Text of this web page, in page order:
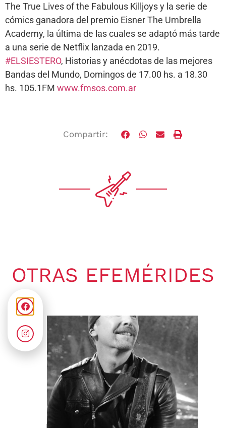
The True Lives of the Fabulous Killjoys y la serie de
cómics ganadora del premio Eisner The Umbrella
Academy, la última de las cuales se adaptó más tarde
a una serie de Netflix lanzada en 2019.
#ELSIESTERO, Historias y anécdotas de las mejores
Bandas del Mundo, Domingos de 17.00 hs. a 18.30
hs. 105.1FM www.fmsos.com.ar
Compartir:
OTRAS EFEMÉRIDES